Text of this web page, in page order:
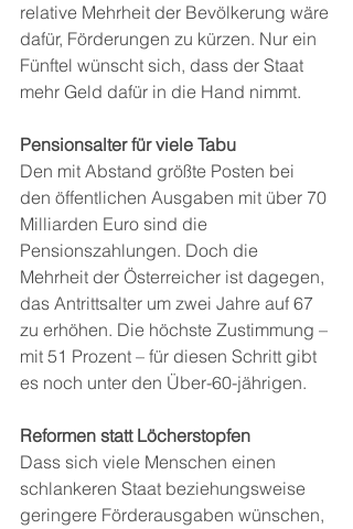
relative Mehrheit der Bevölkerung wäre
dafür, Förderungen zu kürzen. Nur ein
Fünftel wünscht sich, dass der Staat
mehr Geld dafür in die Hand nimmt.
Pensionsalter für viele Tabu
Den mit Abstand größte Posten bei
den öffentlichen Ausgaben mit über 70
Milliarden Euro sind die
Pensionszahlungen. Doch die
Mehrheit der Österreicher ist dagegen,
das Antrittsalter um zwei Jahre auf 67
zu erhöhen. Die höchste Zustimmung –
mit 51 Prozent – für diesen Schritt gibt
es noch unter den Über-60-jährigen.
Reformen statt Löcherstopfen
Dass sich viele Menschen einen
schlankeren Staat beziehungsweise
geringere Förderausgaben wünschen,